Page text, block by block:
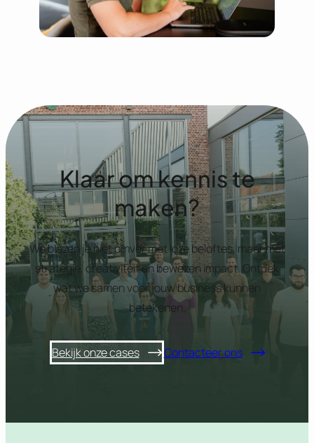
Klaar om kennis te
maken?
We blazen je niet omver met loze beloftes, maar met
strategie, creativiteit en bewezen impact. Ontdek
wat we samen voor jouw business kunnen
betekenen.
Bekijk onze cases Contacteer ons